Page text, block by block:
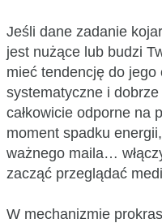
Jeśli dane zadanie
jest nużące lub budzi
mieć tendencję do jego
systematyczne i
całkowicie odporne na
moment spadku
ważnego maila…
zacząć przeglądać
W mechanizmie